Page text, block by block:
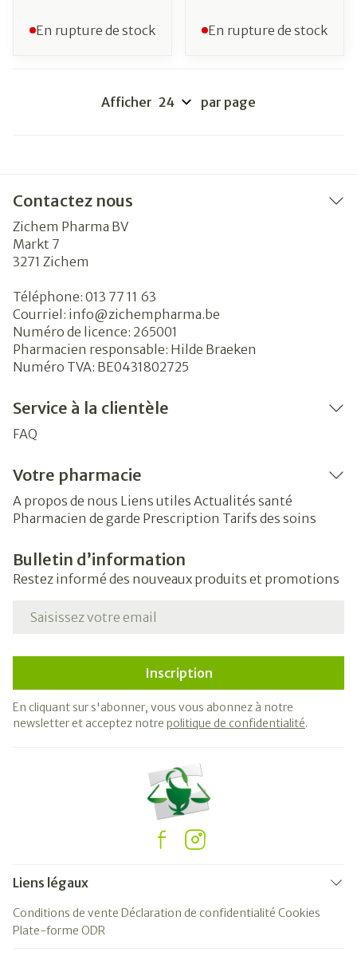
En rupture de stock En rupture de stock
Afficher par page
Contactez nous
Zichem Pharma BV
Markt 7
3271 Zichem
Téléphone: 013 77 11 63
Courriel: info@zichempharma.be
Numéro de licence: 265001
Pharmacien responsable: Hilde Braeken
Numéro TVA: BE0431802725
Service à la clientèle
FAQ
Votre pharmacie
A propos de nous Liens utiles Actualités santé
Pharmacien de garde Prescription Tarifs des soins
Bulletin d’information
Restez informé des nouveaux produits et promotions
Adresse mail
Inscription
En cliquant sur s'abonner, vous vous abonnez à notre
newsletter et acceptez notre politique de confidentialité.
Liens légaux
Conditions de vente Déclaration de confidentialité Cookies
Plate-forme ODR